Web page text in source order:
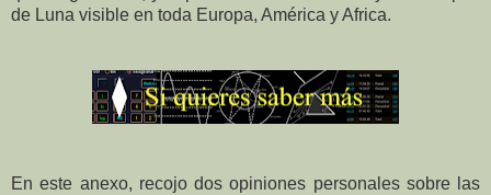
de Luna visible en toda Europa, América y Africa.
En este anexo, recojo dos opiniones personales sobre las